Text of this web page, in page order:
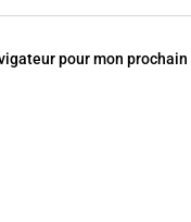
pour mon